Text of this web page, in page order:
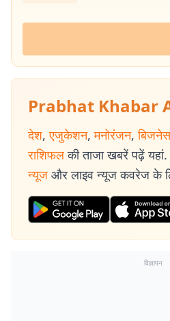
Prabhat Khabar
देश, एजुकेशन, मनोरंजन,
राशिफल की ताजा खबरें पढ़ें यहां.
न्यूज और लाइव न्यूज कवरेज के
विज्ञापन